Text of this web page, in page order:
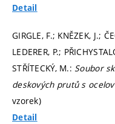
Detail
GIRGLE, F.; KNĚZEK, J.;
LEDERER, P.;
STŘÍTECKÝ, M.: Soubor
deskových prutů s
vzorek)
Detail